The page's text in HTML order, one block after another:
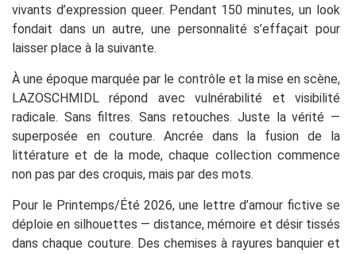
vivants d’expression queer. Pendant 150 minutes, un look
fondait dans un autre, une personnalité s’effaçait pour
laisser place à la suivante.
À une époque marquée par le contrôle et la mise en scène,
LAZOSCHMIDL répond avec vulnérabilité et visibilité
radicale. Sans filtres. Sans retouches. Juste la vérité —
superposée en couture. Ancrée dans la fusion de la
littérature et de la mode, chaque collection commence
non pas par des croquis, mais par des mots.
Pour le Printemps/Été 2026, une lettre d’amour fictive se
déploie en silhouettes — distance, mémoire et désir tissés
dans chaque couture. Des chemises à rayures banquier et